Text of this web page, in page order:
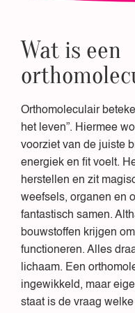
Wat is een
Orthomoleculair
het leven”. Hiermee
voorziet van de juiste
energiek en fit voelt.
herstellen en zit
weefsels, organen en
fantastisch samen.
bouwstoffen krijgen
functioneren. Alles
lichaam. Een
ingewikkeld, maar
staat is de vraag